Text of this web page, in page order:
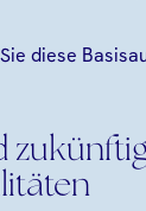
diese